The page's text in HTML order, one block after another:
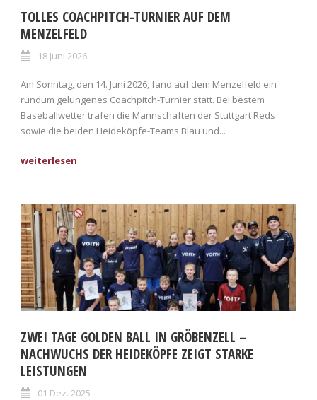
TOLLES COACHPITCH-TURNIER AUF DEM
MENZELFELD
18 Juni 2026
Am Sonntag, den 14. Juni 2026, fand auf dem Menzelfeld ein
rundum gelungenes Coachpitch-Turnier statt. Bei bestem
Baseballwetter trafen die Mannschaften der Stuttgart Reds
sowie die beiden Heideköpfe-Teams Blau und...
ZWEI TAGE GOLDEN BALL IN GRÖBENZELL –
NACHWUCHS DER HEIDEKÖPFE ZEIGT STARKE
LEISTUNGEN
01 Dez. 2025